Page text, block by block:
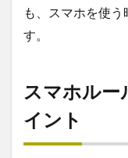
も、スマホを使
す。
スマホルー
イント